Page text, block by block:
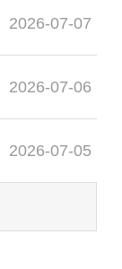
2026-07-07
2026-07-06
2026-07-05